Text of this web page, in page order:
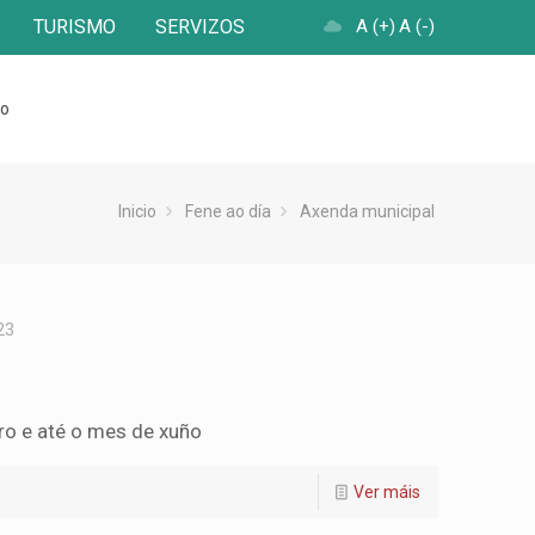
TURISMO SERVIZOS A (+) A (-)
Inicio Fene ao día Axenda municipal
e até o mes de xuño
Ver máis